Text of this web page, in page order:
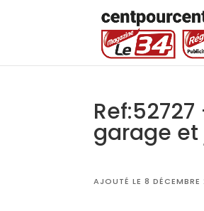
garage et
AJOUTÉ LE 8